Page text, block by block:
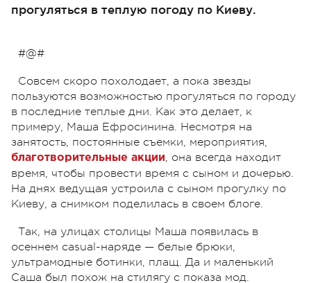
прогуляться в теплую погоду по Киеву.
#@#
Совсем скоро похолодает, а пока звезды
пользуются возможностью прогуляться по городу
в последние теплые дни. Как это делает, к
примеру, Маша Ефросинина. Несмотря на
занятость, постоянные съемки, мероприятия,
благотворительные акции, она всегда находит
время, чтобы провести время с сыном и дочерью.
На днях ведущая устроила с сыном прогулку по
Киеву, а снимком поделилась в своем блоге.
Так, на улицах столицы Маша появилась в
осеннем casual-наряде — белые брюки,
ультрамодные ботинки, плащ. Да и маленький
Саша был похож на стилягу с показа мод.